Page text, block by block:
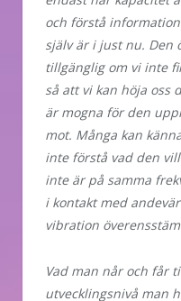
och förstå
själv är i just nu. Den
tillgänglig om vi inte
så att vi kan höja oss
är mogna för den
mot. Många kan
inte förstå vad den
inte är på samma
i kontakt med
vibration
Vad man når och får
utvecklingsnivå man